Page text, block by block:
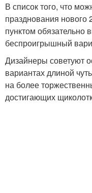
В список того, что
празднования
пунктом обязательно
беспроигрышный
Дизайнеры советуют
вариантах длиной
на более
достигающих